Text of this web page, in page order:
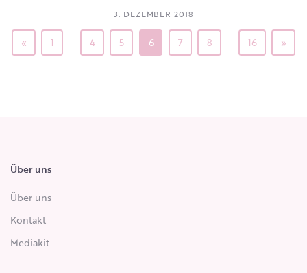
3. DEZEMBER 2018
« 1 … 4 5 6 7 8 … 16 »
Über uns
Über uns
Kontakt
Mediakit